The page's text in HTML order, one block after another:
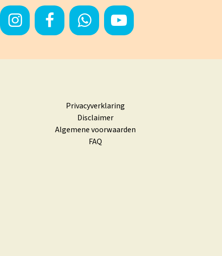
Privacyverklaring
Disclaimer
Algemene voorwaarden
FAQ